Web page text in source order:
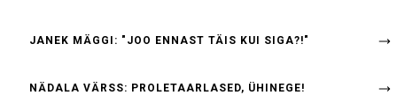
JANEK MÄGGI: "JOO ENNAST TÄIS KUI SIGA?!"
NÄDALA VÄRSS: PROLETAARLASED, ÜHINEGE!